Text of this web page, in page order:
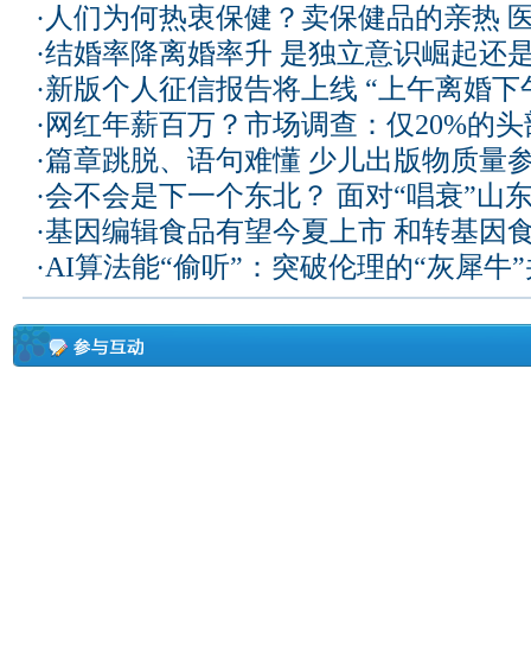
· 人们为何热衷保健？卖保健品的亲热
·结婚率降离婚率升 是独立意识崛起还
·新版个人征信报告将上线 “上午离婚下
· 网红年薪百万？市场调查：仅20%的
·篇章跳脱、语句难懂 少儿出版物质量
·会不会是下一个东北？ 面对“唱衰”山
·基因编辑食品有望今夏上市 和转基因
·AI算法能“偷听”：突破伦理的“灰犀牛